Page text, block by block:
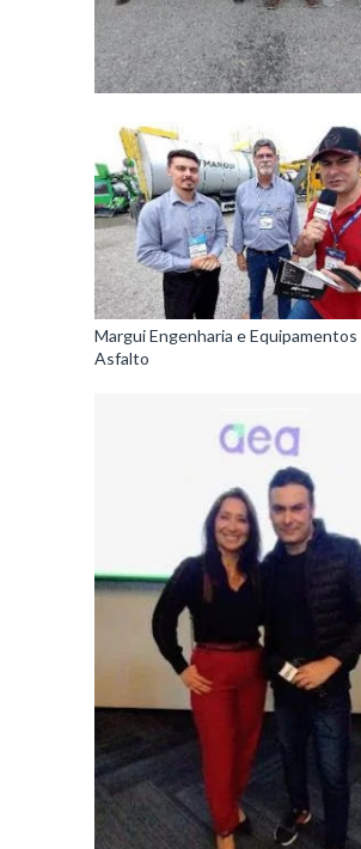
Margui Engenharia e Equipamentos
Asfalto